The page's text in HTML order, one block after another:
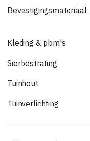
Bevestigingsmateriaal
Kleding & pbm's
Sierbestrating
Tuinhout
Tuinverlichting